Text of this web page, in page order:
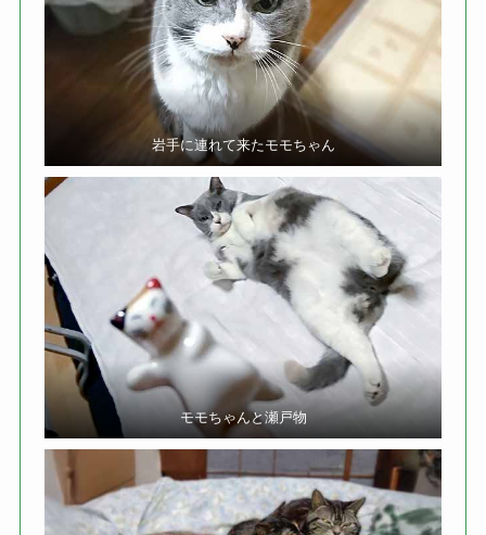
岩手に連れて来たモモちゃん
モモちゃんと瀬戸物